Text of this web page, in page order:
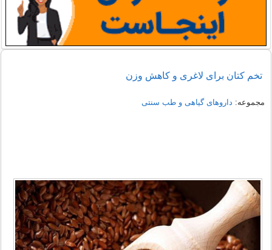
تخم کتان برای لاغری و کاهش وزن
مجموعه: داروهای گیاهی و طب سنتی